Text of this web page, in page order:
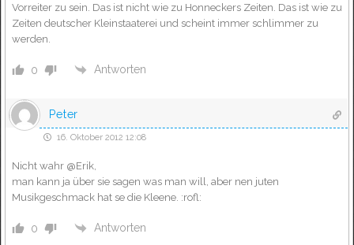
Vorreiter zu sein. Das ist nicht wie zu Honneckers Zeiten. Das ist wie zu
Zeiten deutscher Kleinstaaterei und scheint immer schlimmer zu
werden.
0 Antworten
Peter
16. Oktober 2012 12:08
Nicht wahr @Erik,
man kann ja über sie sagen was man will, aber nen juten
Musikgeschmack hat se die Kleene. :rofl:
0 Antworten